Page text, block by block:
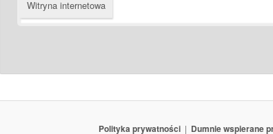
Witryna internetowa
Polityka prywatności Dumnie wspierane